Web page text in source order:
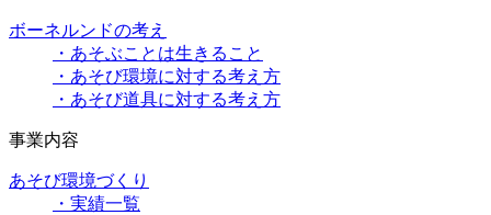
ボーネルンドの考え
・あそぶことは生きること
・あそび環境に対する考え方
・あそび道具に対する考え方
事業内容
あそび環境づくり
・実績一覧